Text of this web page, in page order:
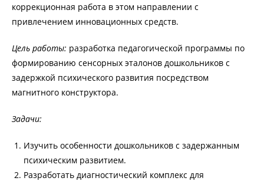
коррекционная работа в этом направлении с
привлечением инновационных средств.
Цель работы: разработка педагогической программы по
формированию сенсорных эталонов дошкольников с
задержкой психического развития посредством
магнитного конструктора.
Задачи:
Изучить особенности дошкольников с задержанным
психическим развитием.
Разработать диагностический комплекс для